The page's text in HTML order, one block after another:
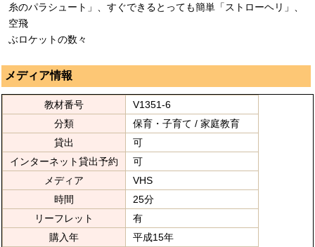
糸のパラシュート」、すぐできるとっても簡単「ストローヘリ」、
空飛
ぶロケットの数々
メディア情報
教材番号
V1351-6
分類
保育・子育て / 家庭教育
貸出
可
インターネット貸出予約
可
メディア
VHS
時間
25分
リーフレット
有
購入年
平成15年